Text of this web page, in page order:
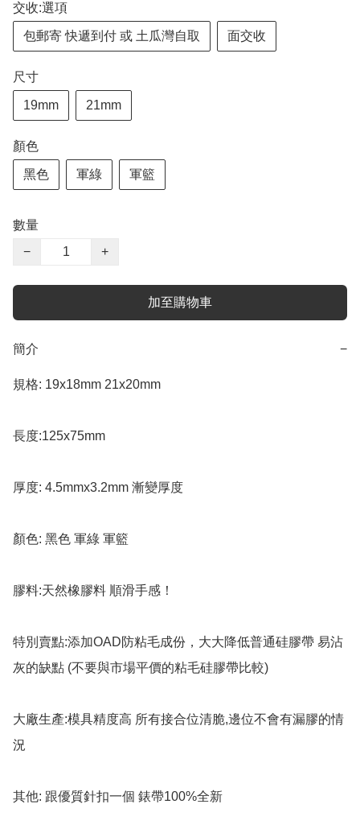
交收:選項
包郵寄 快遞到付 或 土瓜灣自取 面交收
尺寸
19mm 21mm
顏色
黑色 軍綠 軍籃
數量
−
+
加至購物車
簡介 −
規格: 19x18mm 21x20mm
長度:125x75mm
厚度: 4.5mmx3.2mm 漸變厚度
顏色: 黑色 軍綠 軍籃
膠料:天然橡膠料 順滑手感！
特別賣點:添加OAD防粘毛成份，大大降低普通硅膠帶 易沾
灰的缺點 (不要與市場平價的粘毛硅膠帶比較)
大廠生產:模具精度高 所有接合位清脆,邊位不會有漏膠的情
況
其他: 跟優質針扣一個 錶帶100%全新